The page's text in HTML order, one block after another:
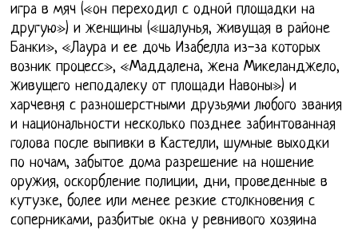
игра в мяч («он переходил с одной площадки на
другую») и женщины («шалунья, живущая в районе
Банки», «Лаура и ее дочь Изабелла из-за которых
возник процесс», «Маддалена, жена Микеланджело,
живущего неподалеку от площади Навоны») и
харчевня с разношерстными друзьями любого звания
и национальности несколько позднее забинтованная
голова после выпивки в Кастелли, шумные выходки
по ночам, забытое дома разрешение на ношение
оружия, оскорбление полиции, дни, проведенные в
кутузке, более или менее резкие столкновения с
соперниками, разбитые окна у ревнивого хозяина